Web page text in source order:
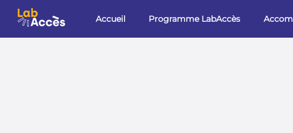
Aller au contenu principal
Accueil Programme LabAccès